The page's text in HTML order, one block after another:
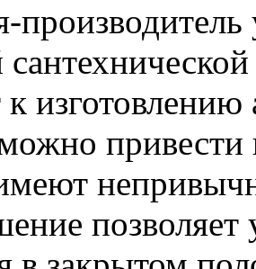
изготовлению